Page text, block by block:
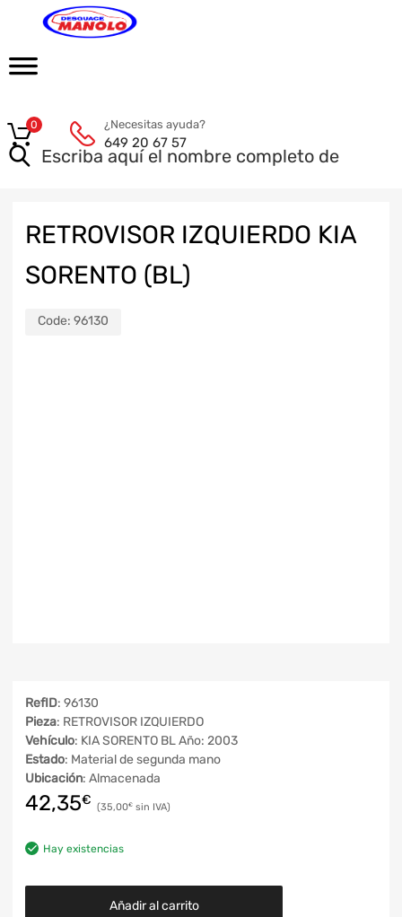
¿Necesitas ayuda?
649 20 67 57
0
RETROVISOR IZQUIERDO KIA
SORENTO (BL)
Code: 96130
RefID: 96130
Pieza: RETROVISOR IZQUIERDO
Vehículo: KIA SORENTO BL Año: 2003
Estado: Material de segunda mano
Ubicación: Almacenada
42,35€ 35,00€
Hay existencias
Añadir al carrito